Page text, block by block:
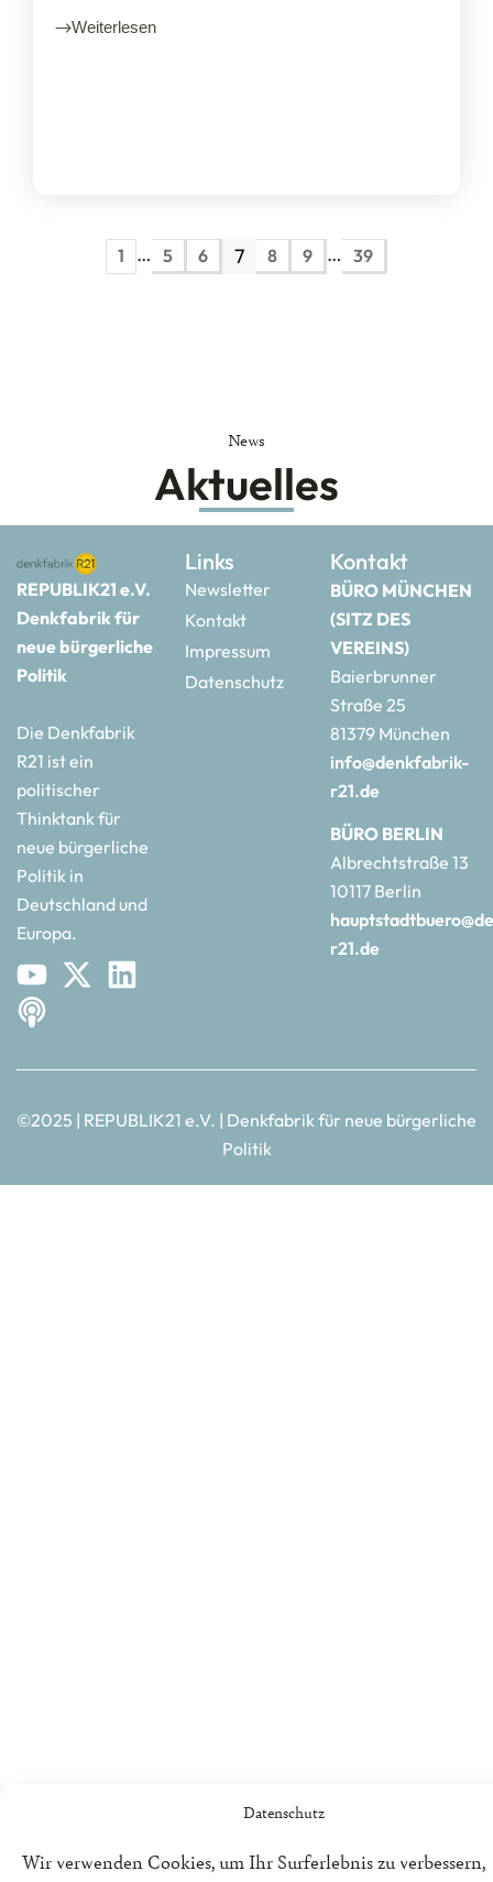
Datenschutz
Wir verwenden Cookies, um Ihr Surferlebnis zu verbessern,
Weiterlesen
1 … 5 6 7 8 9 … 39
News
Aktuelles
REPUBLIK21 e.V.
Denkfabrik für
neue bürgerliche
Politik
Die Denkfabrik
R21 ist ein
politischer
Thinktank für
neue bürgerliche
Politik in
Deutschland und
Europa.
Links
Newsletter
Kontakt
Impressum
Datenschutz
Kontakt
BÜRO MÜNCHEN
(SITZ DES
VEREINS)
Baierbrunner
Straße 25
81379 München
info@denkfabrik-
r21.de
BÜRO BERLIN
Albrechtstraße 13
10117 Berlin
r21.de
©2025 | REPUBLIK21 e.V. | Denkfabrik für neue bürgerliche
Politik